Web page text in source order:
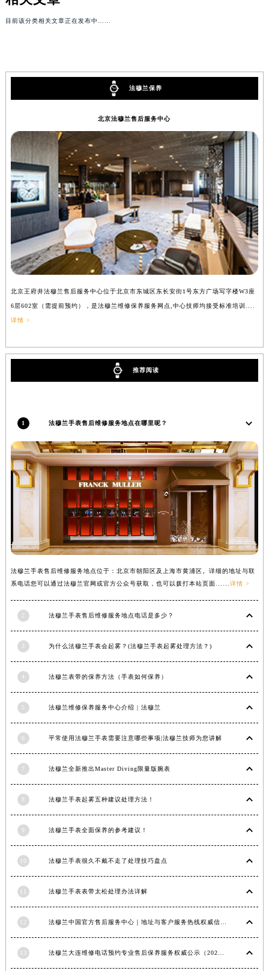
目前该分类相关文章正在发布中……
法穆兰保养
北京法穆兰售后服务中心
北京王府井法穆兰售后服务中心位于北京市东城区东长安街1号东方广场写字楼W3座
6层602室（需提前预约），是法穆兰维修保养服务网点,中心技师均接受标准培训....
详情 >
推荐阅读
1 法穆兰手表售后维修服务地点在哪里呢？
法穆兰手表售后维修服务地点位于：北京市朝阳区及上海市黄浦区。详细的地址与联
系电话您可以通过法穆兰官网或官方公众号获取，也可以拨打本站页面...... 详情 >
2 法穆兰手表售后维修服务地点电话是多少？
3 为什么法穆兰手表会起雾？(法穆兰手表起雾处理方法？)
4 法穆兰表带的保养方法（手表如何保养）
5 法穆兰维修保养服务中心介绍 | 法穆兰
6 平常使用法穆兰手表需要注意哪些事项|法穆兰技师为您讲解
7 法穆兰全新推出Master Diving限量版腕表
8 法穆兰手表起雾五种建议处理方法！
9 法穆兰手表全面保养的参考建议！
10 法穆兰手表很久不戴不走了处理技巧盘点
11 法穆兰手表表带太松处理办法详解
12
13